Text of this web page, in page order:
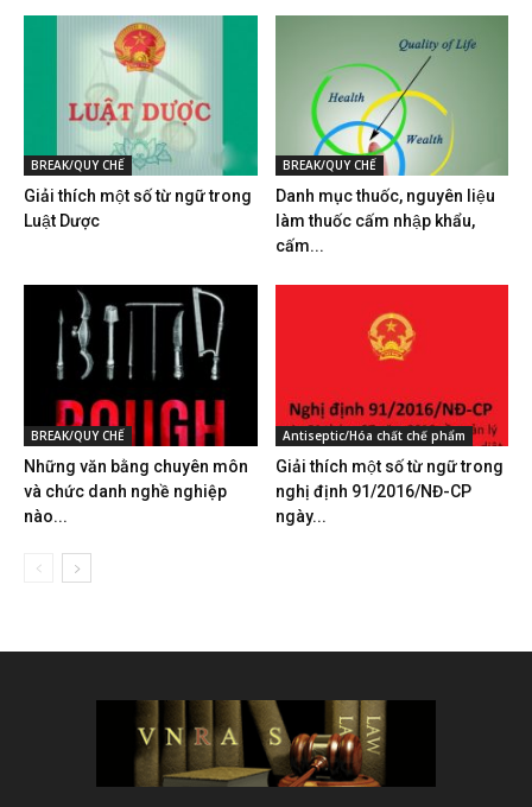
BREAK/QUY CHẾ
Giải thích một số từ ngữ trong
Luật Dược
BREAK/QUY CHẾ
Danh mục thuốc, nguyên liệu
làm thuốc cấm nhập khẩu,
cấm...
BREAK/QUY CHẾ
Những văn bằng chuyên môn
và chức danh nghề nghiệp
nào...
Antiseptic/Hóa chất chế phẩm
Giải thích một số từ ngữ trong
nghị định 91/2016/NĐ-CP
ngày...